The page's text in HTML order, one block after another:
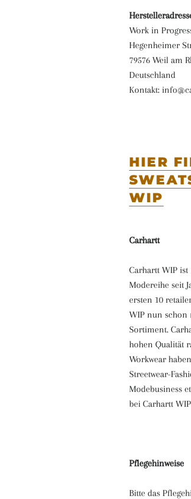
Work in
Hegenheimer
79576 Weil am
Deutschland
Kontakt:
HIER
WIP
Carhartt
Carhartt WIP
Modereihe seit
ersten 10
WIP nun schon
Sortiment.
hohen Qualität
Workwear
Streetwear-
Modebusiness
bei Carhartt
Pflegehinweise
Bitte das